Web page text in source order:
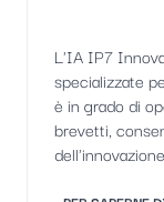
L'IA IP7
specializzate
è in grado di
brevetti,